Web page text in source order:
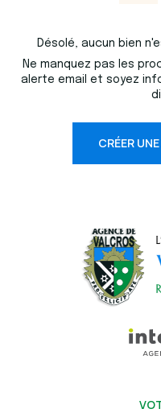
Désolé, aucun bien
Ne manquez pas les
alerte email et soyez
CRÉER